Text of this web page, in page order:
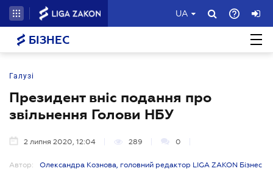
UA
БІЗНЕС
Галузі
Президент вніс подання про
звільнення Голови НБУ
2 липня 2020, 12:04 289 0
Автор: Олександра Кознова, головний редактор LIGA ZAKON Бізнес